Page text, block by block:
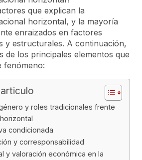
que explican la
horizontal, y la mayoría
enraizados en factores
y estructurales. A continuación,
de los principales elementos que
fenómeno:
y roles tradicionales frente
condicionada
y corresponsabilidad
y valoración económica en la